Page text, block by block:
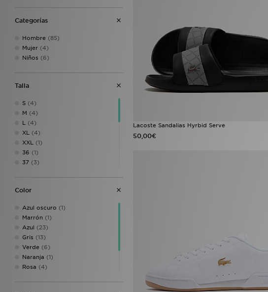
Timberland (4)
Havaianas
Nicce (2)
Saucony
Emporio Armani EA7
Jordan (1)
JUICY COUTURE
Categorías
Hombre (85)
Mujer (4)
Niños (6)
Talla
S (4)
M (4)
L (4)
XL (4)
XXL (1)
36 (1)
37 (3)
39(16)
41(11)
42(16)
42.5 (11)
43 (15)
44(8)
44.5(16)
45 (12)
46(12)
Color
Azul oscuro (1)
Marrón (1)
Azul (23)
Gris (13)
Verde (6)
Naranja (1)
Rosa (4)
Lacoste Sandalias Hyrbid Serve
50,00€